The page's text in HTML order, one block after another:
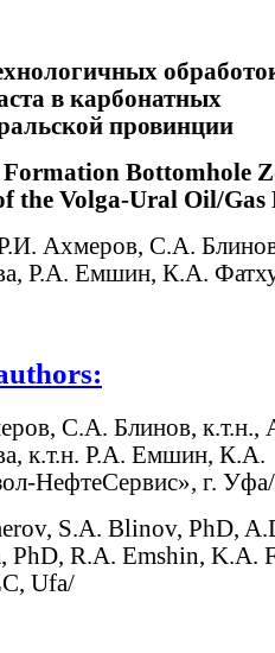
в карбонатных
провинции
Bottomhole
the Volga-Ural Oil/Gas
Ахмеров, С.А.
Р.А. Емшин, К.А.
С.А. Блинов, к.т.н.,
к.т.н. Р.А. Емшин, К.А.
НефтеСервис», г. Уфа/
S.A. Blinov, PhD,
PhD, R.A. Emshin, K.A.
Ufa/